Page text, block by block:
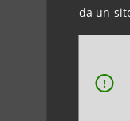
da un
!